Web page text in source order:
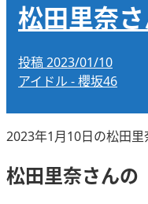
松田里奈さ
投稿 2023/01/10
アイドル - 櫻坂46
2023年1月10日の松田
松田里奈さんの